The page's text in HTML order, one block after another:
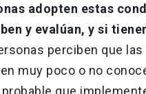
adopten estas
y evalúan, y si
perciben que
muy poco o no
que